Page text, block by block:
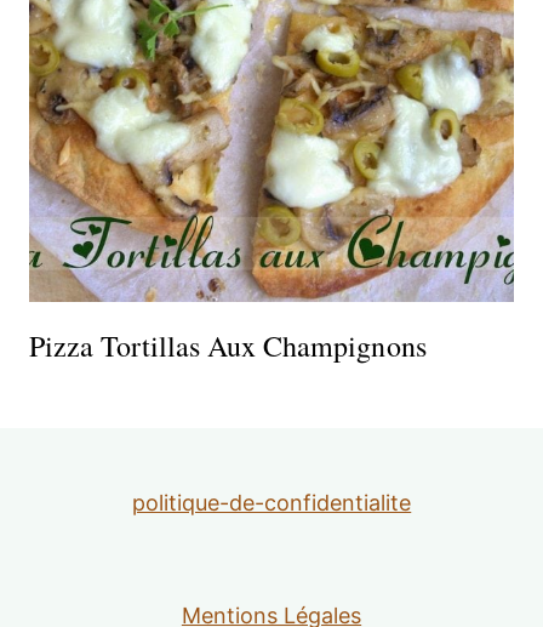
Pizza Tortillas Aux Champignons
politique-de-confidentialite
Mentions Légales